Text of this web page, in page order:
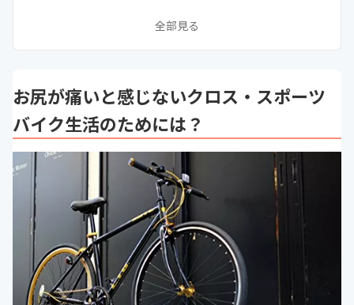
お尻の痛みを軽減するためにできることは？
次に読むべきクロスバイクの関連記事はこちら
全部見る
お尻が痛いと感じないクロス・スポーツ
バイク生活のためには？